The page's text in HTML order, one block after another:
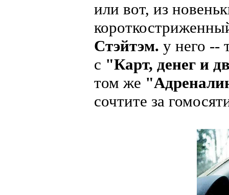
или вот, из
Стэйтэм. у него --
с "Карт, денег и
том же
сочтите за